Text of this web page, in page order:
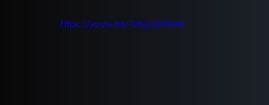
https://youtu.be/1zAjLo6We4c